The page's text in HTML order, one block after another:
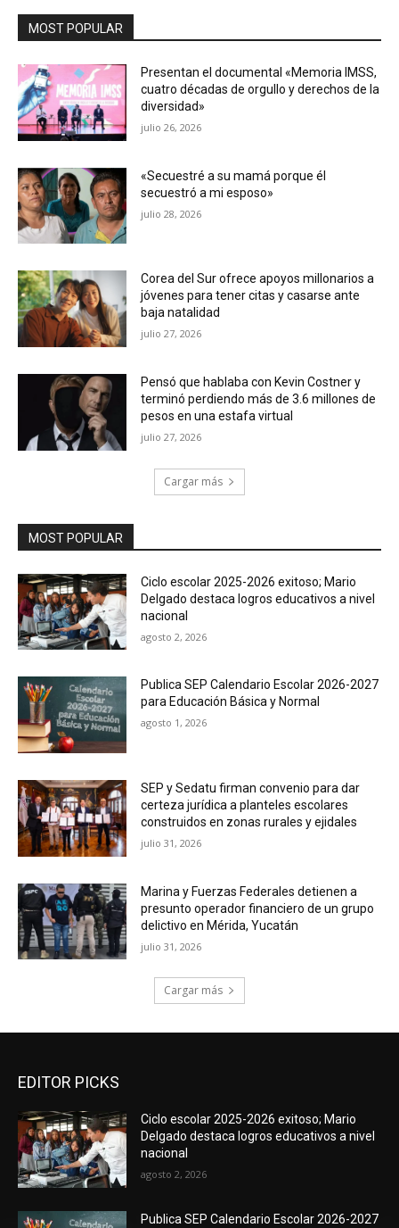
MOST POPULAR
Presentan el documental «Memoria IMSS,
cuatro décadas de orgullo y derechos de la
diversidad»
julio 26, 2026
«Secuestré a su mamá porque él
secuestró a mi esposo»
julio 28, 2026
Corea del Sur ofrece apoyos millonarios a
jóvenes para tener citas y casarse ante
baja natalidad
julio 27, 2026
Pensó que hablaba con Kevin Costner y
terminó perdiendo más de 3.6 millones de
pesos en una estafa virtual
julio 27, 2026
Cargar más
MOST POPULAR
Ciclo escolar 2025-2026 exitoso; Mario
Delgado destaca logros educativos a nivel
nacional
agosto 2, 2026
Publica SEP Calendario Escolar 2026-2027
para Educación Básica y Normal
agosto 1, 2026
SEP y Sedatu firman convenio para dar
certeza jurídica a planteles escolares
construidos en zonas rurales y ejidales
julio 31, 2026
Marina y Fuerzas Federales detienen a
presunto operador financiero de un grupo
delictivo en Mérida, Yucatán
julio 31, 2026
Cargar más
EDITOR PICKS
Ciclo escolar 2025-2026 exitoso; Mario
Delgado destaca logros educativos a nivel
nacional
agosto 2, 2026
Publica SEP Calendario Escolar 2026-2027